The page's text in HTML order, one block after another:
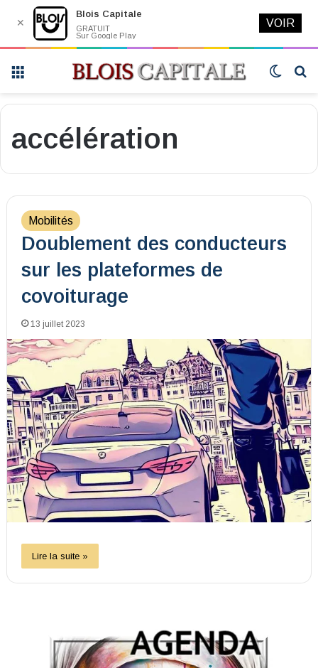
Switch
accélération
Mobilités
Doublement des conducteurs
sur les plateformes de
covoiturage
13 juillet 2023
Lire la suite »
✕
Blois Capitale
GRATUIT
Sur Google Play
VOIR